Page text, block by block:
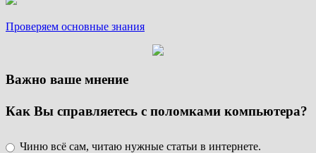
Проверяем основные знания
Важно ваше мнение
Как Вы справляетесь с поломками компьютера?
Чиню всё сам, читаю нужные статьи в интернете.